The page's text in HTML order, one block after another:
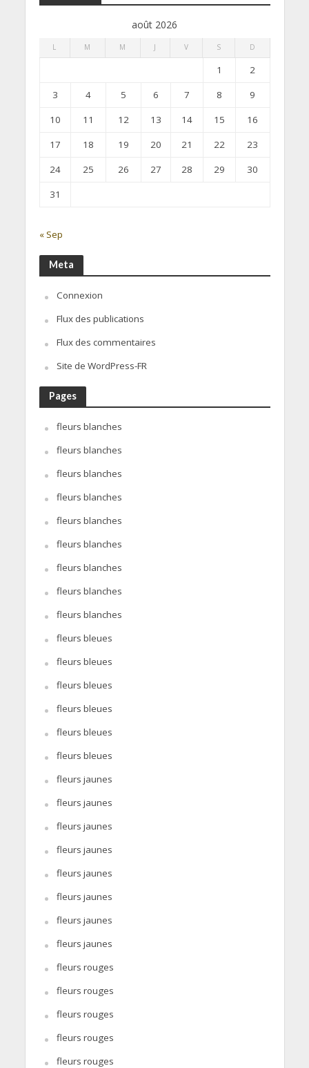
août 2026
L M M J V S D
1
2
3
4 5 6 7 8
9
10
11 12 13 14 15
16
17
18 19 20 21 22
23
24
25 26 27 28 29
30
31
« Sep
Meta
Connexion
Flux des publications
Flux des commentaires
Site de WordPress-FR
Pages
fleurs blanches
fleurs blanches
fleurs blanches
fleurs blanches
fleurs blanches
fleurs blanches
fleurs blanches
fleurs blanches
fleurs blanches
fleurs bleues
fleurs bleues
fleurs bleues
fleurs bleues
fleurs bleues
fleurs bleues
fleurs jaunes
fleurs jaunes
fleurs jaunes
fleurs jaunes
fleurs jaunes
fleurs jaunes
fleurs jaunes
fleurs jaunes
fleurs rouges
fleurs rouges
fleurs rouges
fleurs rouges
fleurs rouges